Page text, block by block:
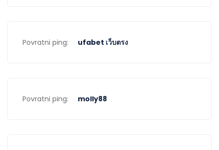
Povratni ping: ufabet เว็บตรง
Povratni ping: molly88